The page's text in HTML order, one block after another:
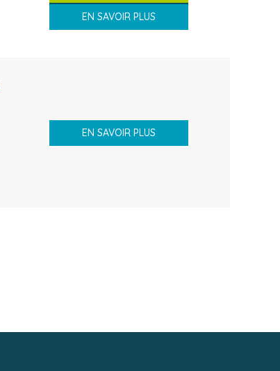
EN SAVOIR PLUS
EN SAVOIR PLUS